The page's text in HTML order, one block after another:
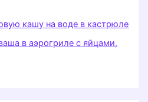
кашу на воде в кастрюле
в аэрогриле с яйцами,